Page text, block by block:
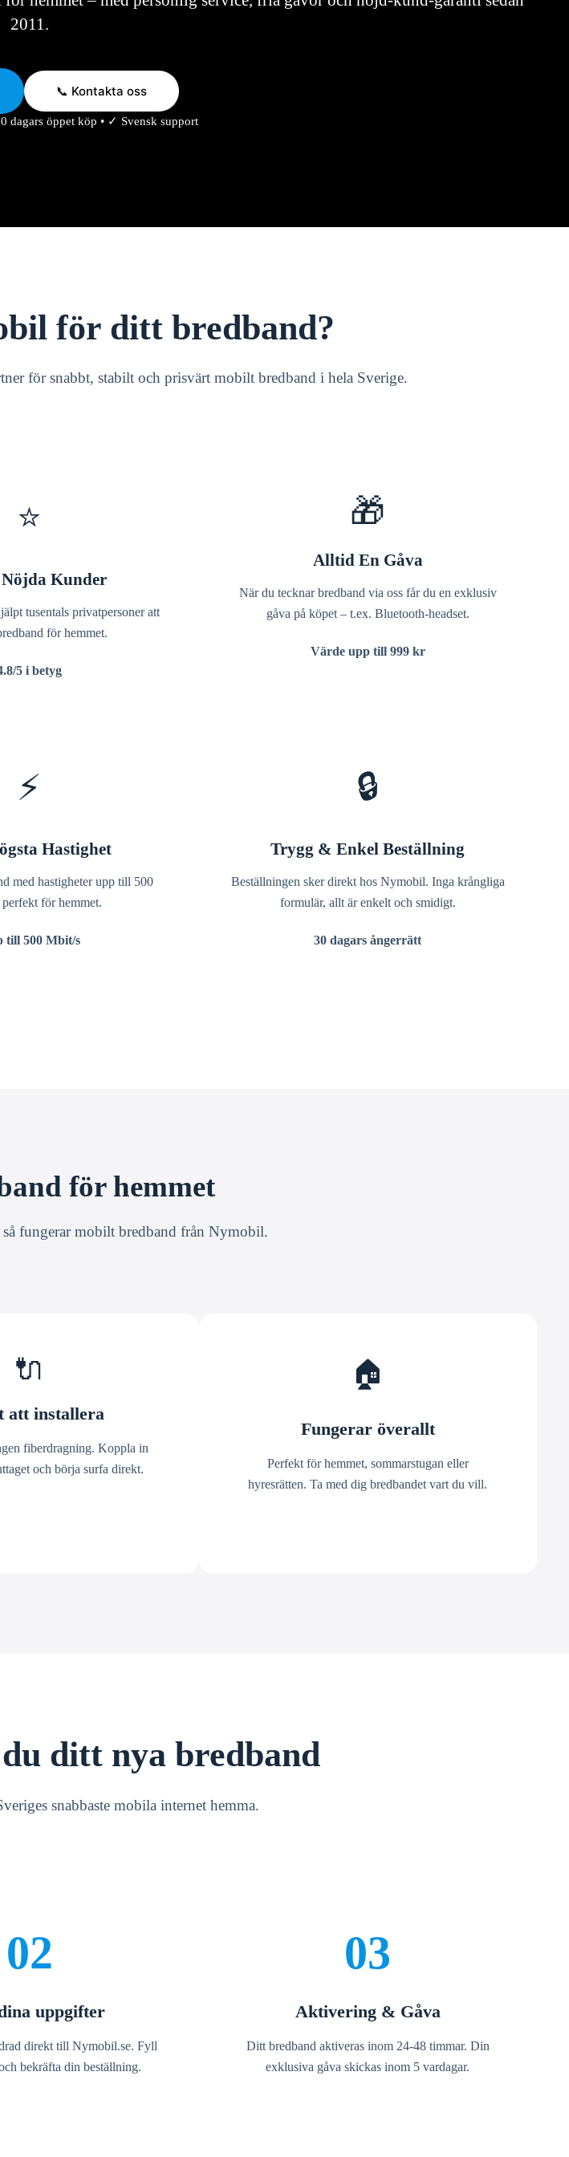
2011.
📞 Kontakta oss
dagars öppet köp • ✓ Svensk support
för ditt bredband?
för snabbt, stabilt och prisvärt mobilt bredband i hela Sverige.
⭐
Nöjda Kunder
tusentals privatpersoner att
för hemmet.
5 i betyg
🎁
Alltid En Gåva
När du tecknar bredband via oss får du en exklusiv
gåva på köpet – t.ex. Bluetooth-headset.
Värde upp till 999 kr
⚡
Hastighet
med hastigheter upp till 500
för hemmet.
till 500 Mbit/s
🔒
Trygg & Enkel Beställning
Beställningen sker direkt hos Nymobil. Inga krångliga
formulär, allt är enkelt och smidigt.
30 dagars ångerrätt
för hemmet
fungerar mobilt bredband från Nymobil.
🔌
att installera
fiberdragning. Koppla in
och börja surfa direkt.
🏠
Fungerar överallt
Perfekt för hemmet, sommarstugan eller
hyresrätten. Ta med dig bredbandet vart du vill.
ditt nya bredband
snabbaste mobila internet hemma.
02
uppgifter
direkt till Nymobil.se. Fyll
bekräfta din beställning.
03
Aktivering & Gåva
Ditt bredband aktiveras inom 24-48 timmar. Din
exklusiva gåva skickas inom 5 vardagar.